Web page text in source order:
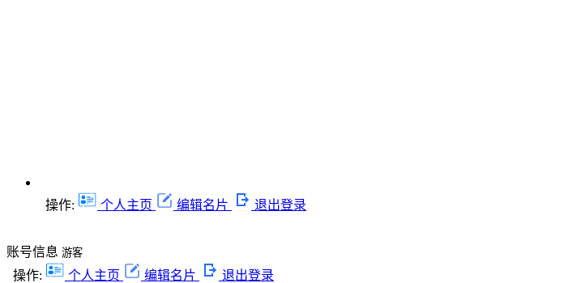
操作: 个人主页 编辑名片 退出登录
账号信息 游客
操作: 个人主页 编辑名片 退出登录